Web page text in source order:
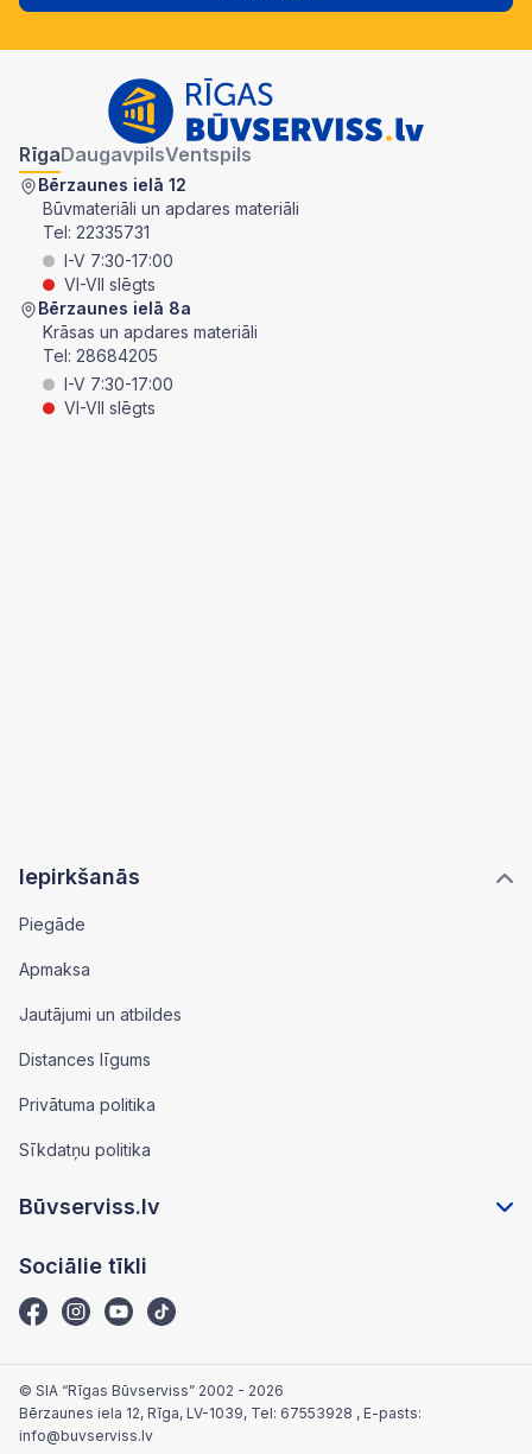
Iepirkšanās
Piegāde
Apmaksa
Jautājumi un atbildes
Distances līgums
Privātuma politika
Sīkdatņu politika
Būvserviss.lv
Sociālie tīkli
RīgaDaugavpilsVentspils
Bērzaunes ielā 12
Būvmateriāli un apdares materiāli
Tel: 22335731
I-V 7:30-17:00
VI-VII slēgts
Bērzaunes ielā 8a
Krāsas un apdares materiāli
Tel: 28684205
I-V 7:30-17:00
VI-VII slēgts
© SIA “Rīgas Būvserviss” 2002 - 2026
Bērzaunes iela 12, Rīga, LV-1039, Tel: 67553928 , E-pasts:
info@buvserviss.lv